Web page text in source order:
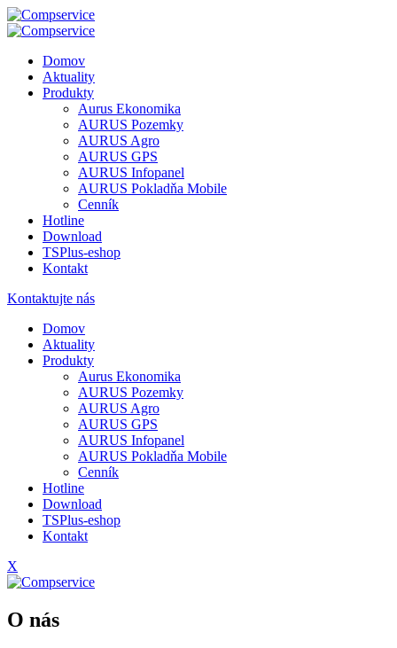
Domov
Aktuality
Produkty
Aurus Ekonomika
AURUS Pozemky
AURUS Agro
AURUS GPS
AURUS Infopanel
AURUS Pokladňa Mobile
Cenník
Hotline
Download
TSPlus-eshop
Kontakt
Kontaktujte nás
Domov
Aktuality
Produkty
Aurus Ekonomika
AURUS Pozemky
AURUS Agro
AURUS GPS
AURUS Infopanel
AURUS Pokladňa Mobile
Cenník
Hotline
Download
TSPlus-eshop
Kontakt
X
O nás